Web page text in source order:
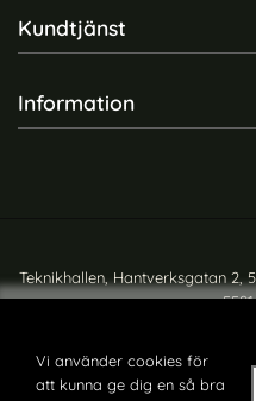
Vi använder cookies för
att kunna ge dig en så bra
Sidfot Blandad
Kundtjänst
Information
Teknikhallen, Hantverksgatan 2,